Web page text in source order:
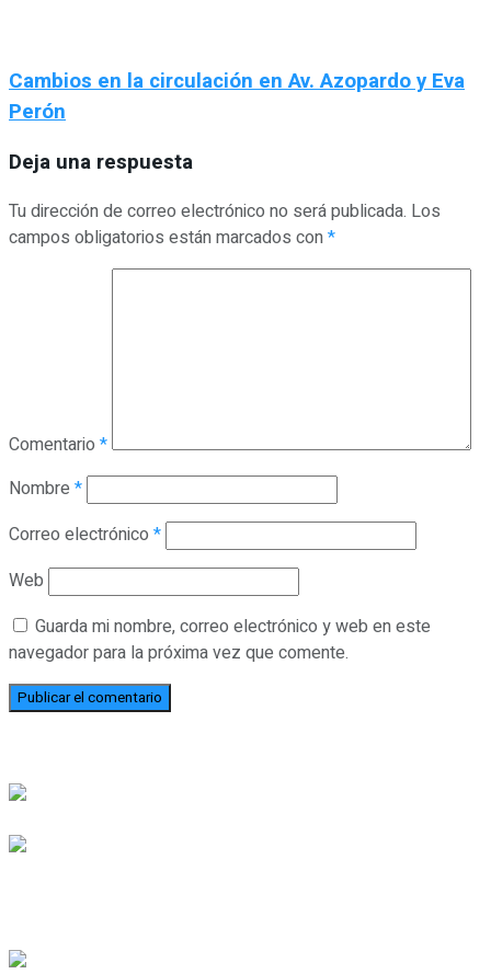
Cambios en la circulación en Av. Azopardo y Eva
Perón
Deja una respuesta
Tu dirección de correo electrónico no será publicada. Los
campos obligatorios están marcados con*
Comentario *
Nombre *
Correo electrónico *
Web
Guarda mi nombre, correo electrónico y web en este
navegador para la próxima vez que comente.